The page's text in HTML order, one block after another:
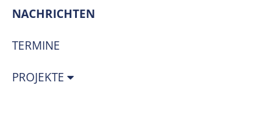
NACHRICHTEN
TERMINE
PROJEKTE